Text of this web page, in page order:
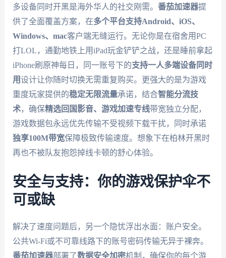
多设备同时开黑是海外华人的社交刚需。 番茄加速器提
供了全面覆盖方案，在多个平台支持Android、iOS、
Windows、mac客户端无缝运行。无论你是在宿舍用PC
打LOL，通勤地铁上用iPad玩金铲铲之战，还是睡前拿起
iPhone刷原神每日，同一账号下的支持一人多端设备同时
用设计让你随时切换无需重复购买。更强大的是为游戏
重度玩家提供的稳定无限流量承诺，结合智能分流技
术，确保精选回国影音、游戏加速专线带宽独立分配，
游戏数据包永远优先传输不受视频下载干扰，同时承诺
独享100M带宽保障极致传输速度。想象下在柏林开黑时
再也不被队友抱怨掉线卡顿的舒心体验。
安全与支持：你的游戏保护伞不
可或缺
解决了速度问题后，另一个隐忧浮出水面：账户安全。
公共Wi-Fi或不可靠线路下的账号密码传输无异于裸奔。
番茄加速器部署了数据安全加密机制，确保你的每个游